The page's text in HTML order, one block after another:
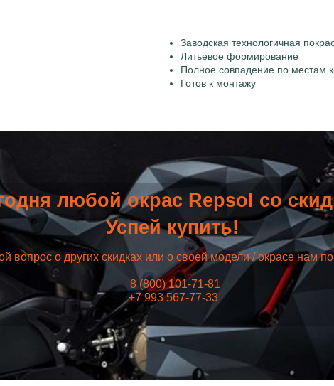
Заводская технологичная
Литьевое формирование
Полное совпадение по местам
Готов к монтажу
любой окрас Repsol со
Успей купить!
вопрос о других скидках или о своей модели / окрасе нам
8 (800) 101-71-81
+7 993 567-77-33